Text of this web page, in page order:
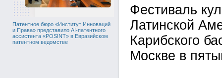
Патентное бюро «Институт Инноваций
и Права» представило AI-патентного
ассистента «POSINT» в Евразийском
патентном ведомстве
Фестиваль
Латинской
Карибского
Москве в